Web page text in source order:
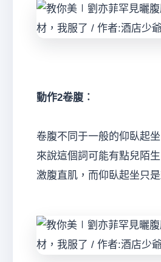
動作2卷腹︰
卷腹不同于一般的仰臥起
來說這個詞可能有點兒陌
激腹直肌，而仰臥起坐只